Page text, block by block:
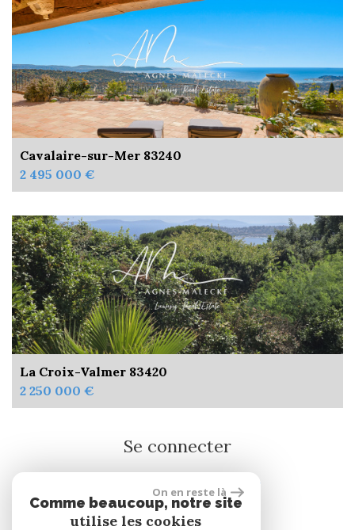
Cavalaire-sur-Mer 83240
2 495 000 €
La Croix-Valmer 83420
2 250 000 €
Se connecter
Espace propriétaire
On en reste là
Comme beaucoup, notre site
utilise les cookies